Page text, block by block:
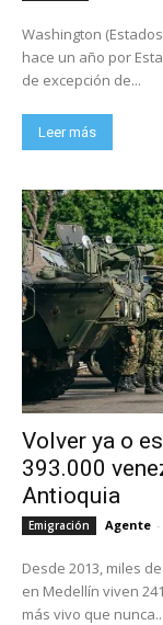
Washington
hace un año por
de excepción de...
Leer más
Volver ya o
393.000
Antioquia
Emigración Agente -
Desde 2013, miles
en Medellín viven
más vivo que